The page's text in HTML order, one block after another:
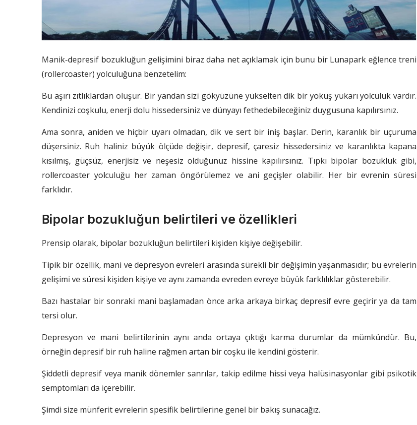
Manik-depresif bozukluğun gelişimini biraz daha net açıklamak için bunu bir Lunapark eğlence treni
(rollercoaster) yolculuğuna benzetelim:
Bu aşırı zıtlıklardan oluşur. Bir yandan sizi gökyüzüne yükselten dik bir yokuş yukarı yolculuk vardır.
Kendinizi coşkulu, enerji dolu hissedersiniz ve dünyayı fethedebileceğiniz duygusuna kapılırsınız.
Ama sonra, aniden ve hiçbir uyarı olmadan, dik ve sert bir iniş başlar. Derin, karanlık bir uçuruma
düşersiniz. Ruh haliniz büyük ölçüde değişir, depresif, çaresiz hissedersiniz ve karanlıkta kapana
kısılmış, güçsüz, enerjisiz ve neşesiz olduğunuz hissine kapılırsınız. Tıpkı bipolar bozukluk gibi,
rollercoaster yolculuğu her zaman öngörülemez ve ani geçişler olabilir. Her bir evrenin süresi
farklıdır.
Bipolar bozukluğun belirtileri ve özellikleri
Prensip olarak, bipolar bozukluğun belirtileri kişiden kişiye değişebilir.
Tipik bir özellik, mani ve depresyon evreleri arasında sürekli bir değişimin yaşanmasıdır; bu evrelerin
gelişimi ve süresi kişiden kişiye ve aynı zamanda evreden evreye büyük farklılıklar gösterebilir.
Bazı hastalar bir sonraki mani başlamadan önce arka arkaya birkaç depresif evre geçirir ya da tam
tersi olur.
Depresyon ve mani belirtilerinin aynı anda ortaya çıktığı karma durumlar da mümkündür. Bu,
örneğin depresif bir ruh haline rağmen artan bir coşku ile kendini gösterir.
Şiddetli depresif veya manik dönemler sanrılar, takip edilme hissi veya halüsinasyonlar gibi psikotik
semptomları da içerebilir.
Şimdi size münferit evrelerin spesifik belirtilerine genel bir bakış sunacağız.